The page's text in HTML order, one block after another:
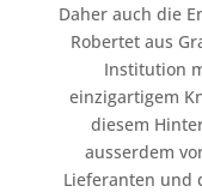
Daher auch die
Robertet aus
Institution
einzigartigem
diesem
ausserdem
Lieferanten und